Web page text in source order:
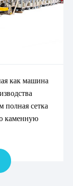
как машина
полная сетка
каменную